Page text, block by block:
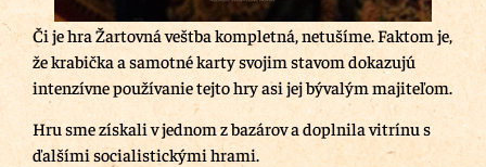
Či je hra Žartovná veštba kompletná, netušíme. Faktom je,
že krabička a samotné karty svojim stavom dokazujú
intenzívne používanie tejto hry asi jej bývalým majiteľom.
Hru sme získali v jednom z bazárov a doplnila vitrínu s
ďalšími socialistickými hrami.